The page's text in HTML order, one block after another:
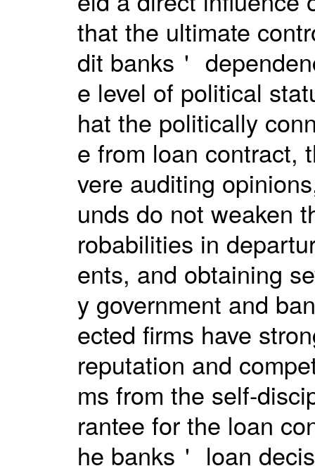
that the ultimate
dit banks＇
e level of political
hat the politically
e from loan contract,
vere auditing
unds do not weaken
robabilities in
ents, and obtaining
y government and
ected firms have
reputation and
ms from the self-
rantee for the loan
he banks＇ loan